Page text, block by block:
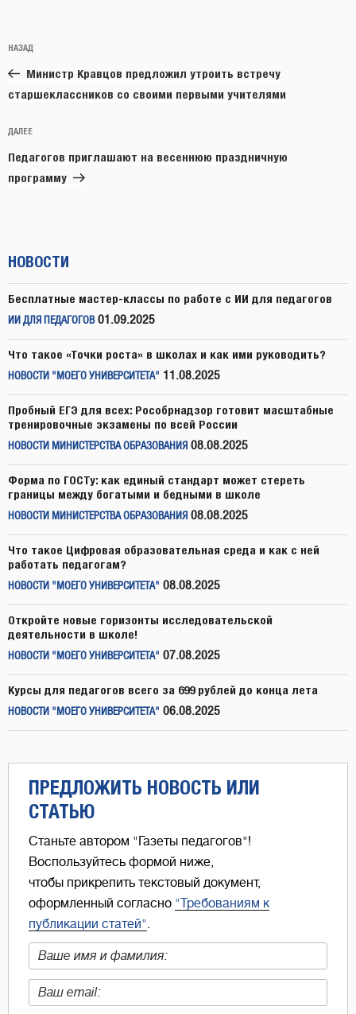
по
записям
Предыдущая
запись:
НАЗАД
Министр Кравцов предложил утроить встречу
старшеклассников со своими первыми учителями
Следующая
запись
ДАЛЕЕ
Педагогов приглашают на весеннюю праздничную
программу
НОВОСТИ
Бесплатные мастер-классы по работе с ИИ для педагогов
ИИ ДЛЯ ПЕДАГОГОВ 01.09.2025
Что такое «Точки роста» в школах и как ими руководить?
НОВОСТИ "МОЕГО УНИВЕРСИТЕТА" 11.08.2025
Пробный ЕГЭ для всех: Рособрнадзор готовит масштабные
тренировочные экзамены по всей России
НОВОСТИ МИНИСТЕРСТВА ОБРАЗОВАНИЯ 08.08.2025
Форма по ГОСТу: как единый стандарт может стереть
границы между богатыми и бедными в школе
НОВОСТИ МИНИСТЕРСТВА ОБРАЗОВАНИЯ 08.08.2025
Что такое Цифровая образовательная среда и как с ней
работать педагогам?
НОВОСТИ "МОЕГО УНИВЕРСИТЕТА" 08.08.2025
Откройте новые горизонты исследовательской
деятельности в школе!
НОВОСТИ "МОЕГО УНИВЕРСИТЕТА" 07.08.2025
Курсы для педагогов всего за 699 рублей до конца лета
НОВОСТИ "МОЕГО УНИВЕРСИТЕТА" 06.08.2025
ПРЕДЛОЖИТЬ НОВОСТЬ ИЛИ
СТАТЬЮ
Станьте автором "Газеты педагогов"!
Воспользуйтесь формой ниже,
чтобы прикрепить текстовый документ,
оформленный согласно "Требованиям к
публикации статей"